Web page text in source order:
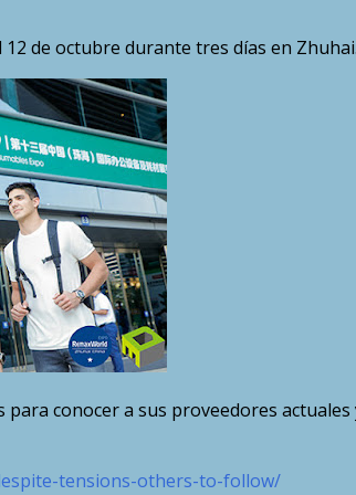
de octubre durante tres días en
conocer a sus proveedores actuales
tensions-others-to-follow/